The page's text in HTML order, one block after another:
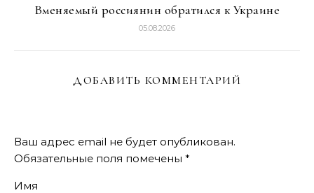
Вменяемый россиянин обратился к Украине
05.08.2026
ДОБАВИТЬ КОММЕНТАРИЙ
Ваш адрес email не будет опубликован.
Обязательные поля помечены *
Имя